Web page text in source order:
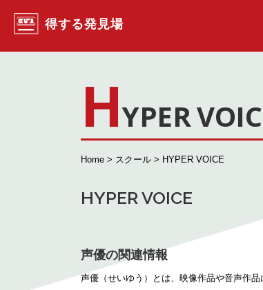
得する発見場
HYPER
Home > スクール > HYPER VOICE
HYPER VOICE
声優の関連情報
声優（せいゆう）とは、映像作品や音声作